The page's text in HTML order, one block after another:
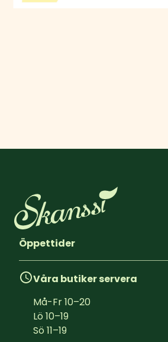
Öppettider
Våra butiker servera
Må-Fr10–20
Lö 10–19
Sö 11–19